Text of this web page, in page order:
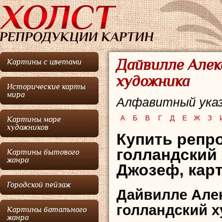
Картины с цветами
Исторические карты
мира
Картины море
художников
Картины бытового
жанра
Городской пейзаж
Картины батального
жанра
Дайвилле
художника
Алфавитный
А Б В Г Д Е Ж З
Купить
Джозеф,
Дайвилле
голландский